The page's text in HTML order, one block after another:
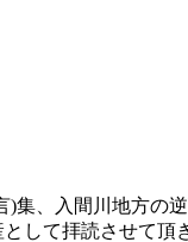
集、入間川地方の
して拝読させて頂